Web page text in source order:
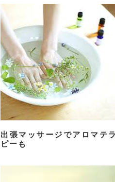
出張マッサージでアロマテラ
ピーも